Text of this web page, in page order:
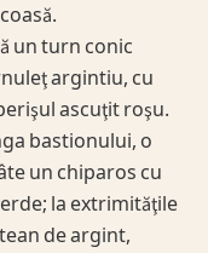
un turn conic
argintiu, cu
ascuţit roşu.
bastionului, o
un chiparos cu
la extrimităţile
de argint,